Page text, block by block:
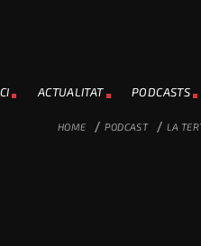
ACTUALITAT PODCASTS
HOME / PODCAST / LA